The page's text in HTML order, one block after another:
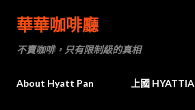
華華咖啡廳
不賣咖啡，只有限制級的真相
About Hyatt Pan 上國 HYATTIA